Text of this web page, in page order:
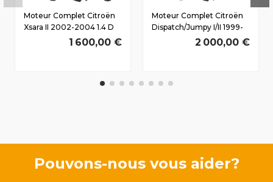
Moteur Complet Citroën
Xsara II 2002-2004 1.4 D
HDi 8HZ(DV4TD) 50/69
1 600,00 €
Moteur Complet Citroën
Dispatch/Jumpy I/II 1999-
2007 2.0 D HDi
RHX(DW10BTED/L3)
2 000,00 €
Pouvons-nous vous aider?